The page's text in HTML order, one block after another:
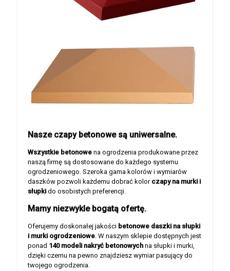
Nasze czapy betonowe są uniwersalne.
Wszystkie betonowe na ogrodzenia produkowane przez
naszą firmę są dostosowane do każdego systemu
ogrodzeniowego. Szeroka gama kolorów i wymiarów
daszków pozwoli każdemu dobrać kolor czapy na murki i
słupki do osobistych preferencji.
Mamy niezwykle bogatą ofertę.
Oferujemy doskonałej jakości betonowe daszki na słupki
i murki ogrodzeniowe. W naszym sklepie dostępnych jest
ponad 140 modeli nakryć betonowych na słupki i murki,
dzięki czemu na pewno znajdziesz wymiar pasujący do
twojego ogrodzenia.